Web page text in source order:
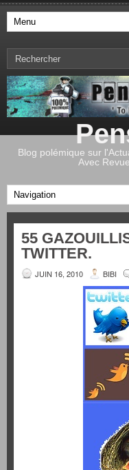
Blog polémique sur
Avec
55
TWITTER.
JUIN 16, 2010 BIBI